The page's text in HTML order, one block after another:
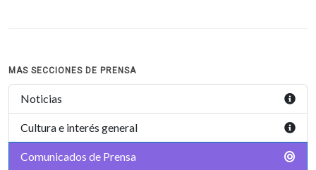
MAS SECCIONES DE PRENSA
Noticias
Cultura e interés general
Comunicados de Prensa